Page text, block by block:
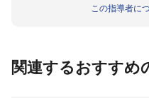
指導実績多数
など多くの書
この指導者に
関連するおすすめ